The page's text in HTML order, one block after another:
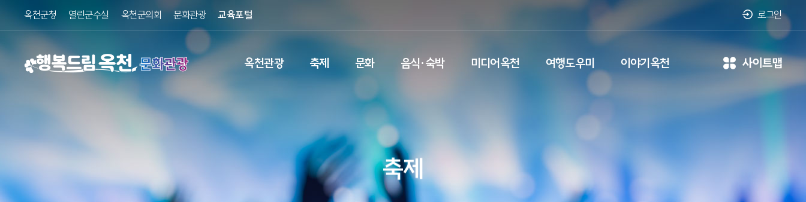
옥천군청 열린군수실 옥천군의회 문화관광 교육포털 로그인
문화관광 옥천관광 축제 문화 음식·숙박 미디어옥천 여행도우미 이야기옥천
축제